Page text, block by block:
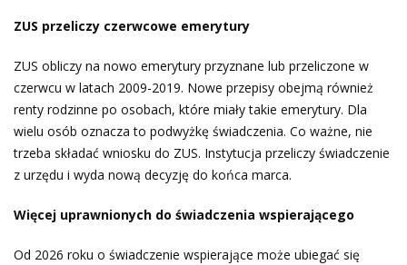
ZUS przeliczy czerwcowe emerytury
ZUS obliczy na nowo emerytury przyznane lub przeliczone w
czerwcu w latach 2009-2019. Nowe przepisy obejmą również
renty rodzinne po osobach, które miały takie emerytury. Dla
wielu osób oznacza to podwyżkę świadczenia. Co ważne, nie
trzeba składać wniosku do ZUS. Instytucja przeliczy świadczenie
z urzędu i wyda nową decyzję do końca marca.
Więcej uprawnionych do świadczenia wspierającego
Od 2026 roku o świadczenie wspierające może ubiegać się